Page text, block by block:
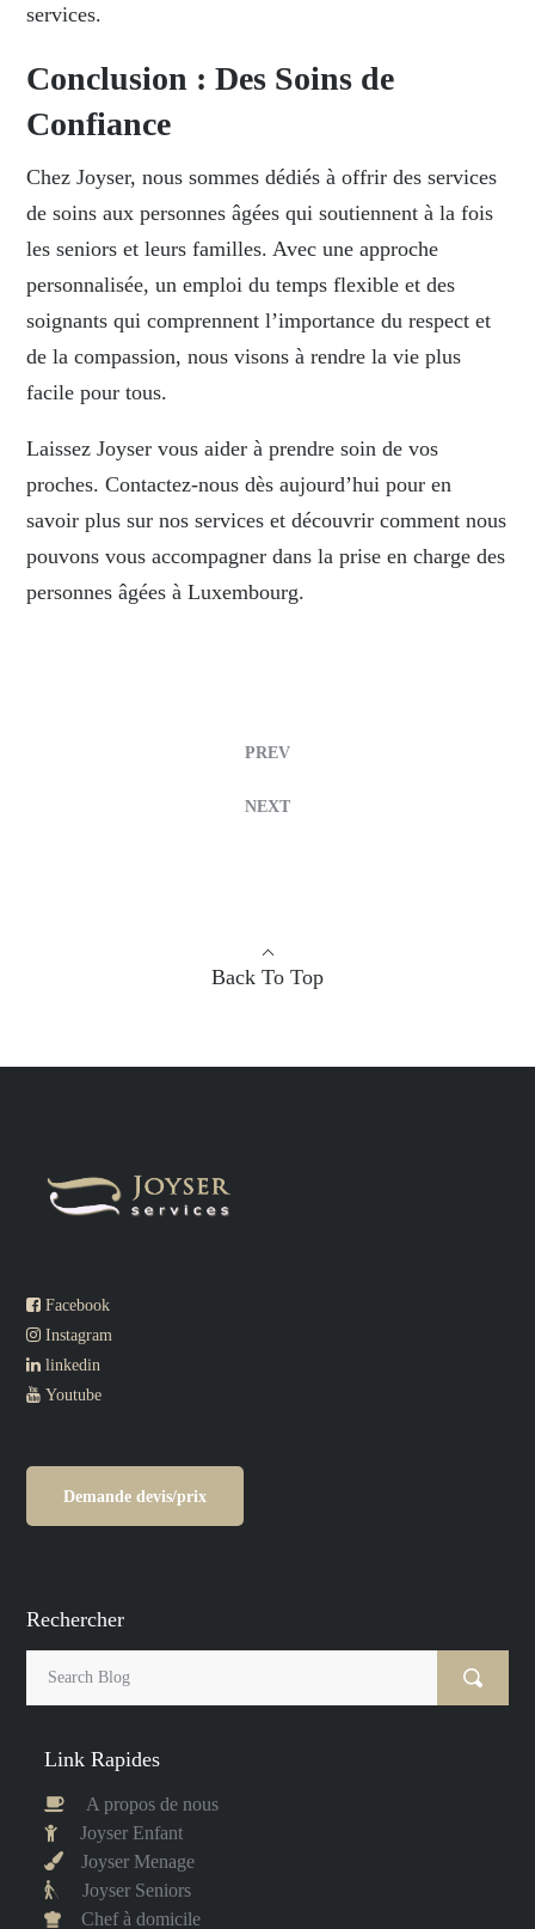
services.
Conclusion : Des Soins de
Confiance
Chez Joyser, nous sommes dédiés à offrir des services
de soins aux personnes âgées qui soutiennent à la fois
les seniors et leurs familles. Avec une approche
personnalisée, un emploi du temps flexible et des
soignants qui comprennent l’importance du respect et
de la compassion, nous visons à rendre la vie plus
facile pour tous.
Laissez Joyser vous aider à prendre soin de vos
proches. Contactez-nous dès aujourd’hui pour en
savoir plus sur nos services et découvrir comment nous
pouvons vous accompagner dans la prise en charge des
personnes âgées à Luxembourg.
PREV
NEXT
Back To Top
Facebook
Instagram
linkedin
Youtube
Demande devis/prix
Rechercher
Link Rapides
A propos de nous
Joyser Enfant
Joyser Menage
Joyser Seniors
Chef à domicile